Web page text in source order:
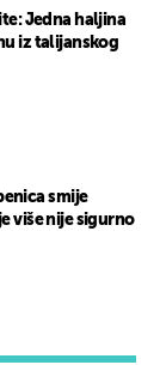
Jedna haljina
iz talijanskog
smije
više nije sigurno